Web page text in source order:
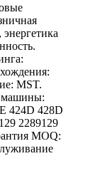
MST.
машины:
424D 428D
2289129
MOQ: